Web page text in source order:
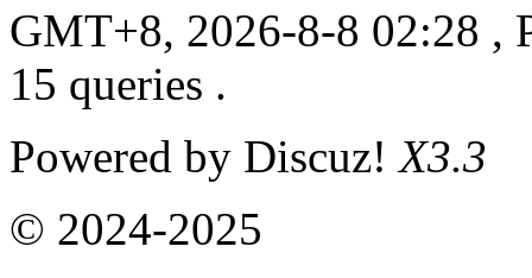
GMT+8, 2026-8-8 02:28 ,
15 queries .
Powered by Discuz!X3.3
© 2024-2025